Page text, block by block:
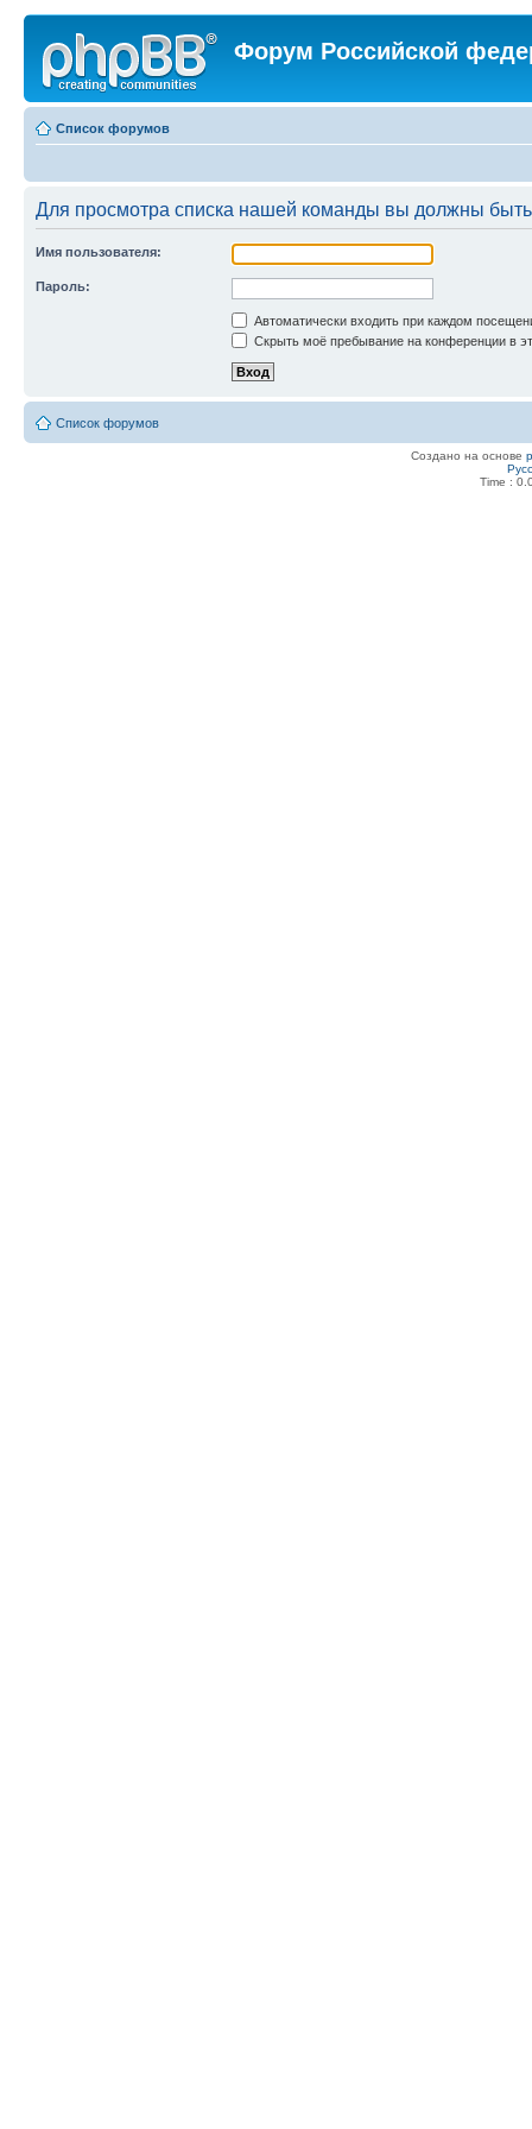
Форум Российской
Список форумов
Для просмотра списка нашей команды вы должны
Имя пользователя:
Пароль:
Автоматически входить при каждом
Скрыть моё пребывание на конференции в
Список форумов
Создано на основе
Time :